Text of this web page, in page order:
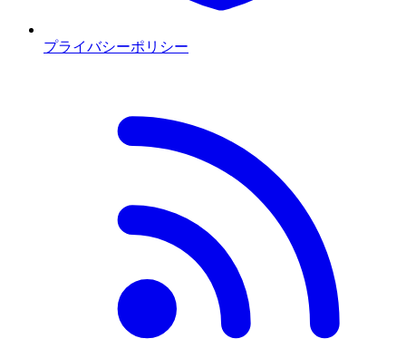
プライバシーポリシー